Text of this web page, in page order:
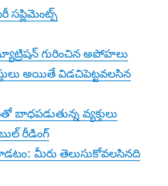
గురించిన అపోహలు
అయితే విడచిపెట్టవలసిన
బాధపడుతున్న వ్యక్తులు
రీడింగ్
మీరు తెలుసుకోవలసినది